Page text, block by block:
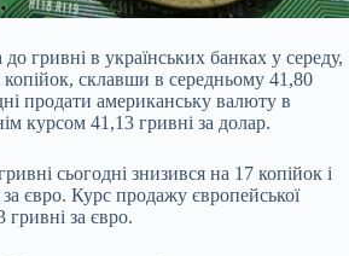
гривні в українських банках у середу,
копійок, склавши в середньому 41,80
продати американську валюту в
курсом 41,13 гривні за долар.
сьогодні знизився на 17 копійок і
євро. Курс продажу європейської
за євро.